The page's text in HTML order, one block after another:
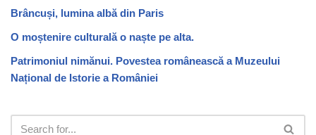
Brâncuși, lumina albă din Paris
O moștenire culturală o naște pe alta.
Patrimoniul nimănui. Povestea românească a Muzeului
Național de Istorie a României